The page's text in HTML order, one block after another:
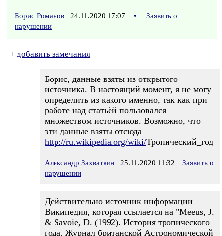
Борис Романов 24.11.2020 17:07 •
Заявить о
нарушении
+ добавить замечания
Борис, данные взяты из открытого
источника. В настоящий момент, я не могу
определить из какого именно, так как при
работе над статьёй пользовался
множеством источников. Возможно, что
эти данные взяты отсюда
http://ru.wikipedia.org/wiki/Тропический_год
Александр Захваткин 25.11.2020 11:32
Заявить о
нарушении
Действительно источник информации
Википедия, которая ссылается на "Meeus, J.
& Savoie, D. (1992). История тропического
года. Журнал британской Астрономической